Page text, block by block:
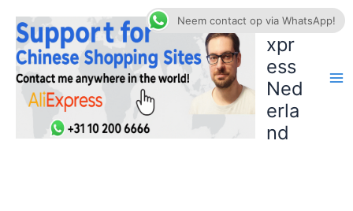
naar
inhoud
AliE
xpr
ess
Ned
erla
nd
Neem contact op via WhatsApp!